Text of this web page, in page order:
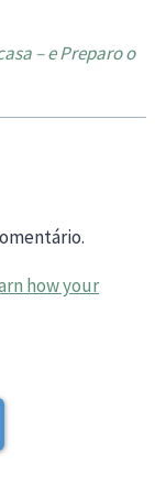
– e Preparo o
how your